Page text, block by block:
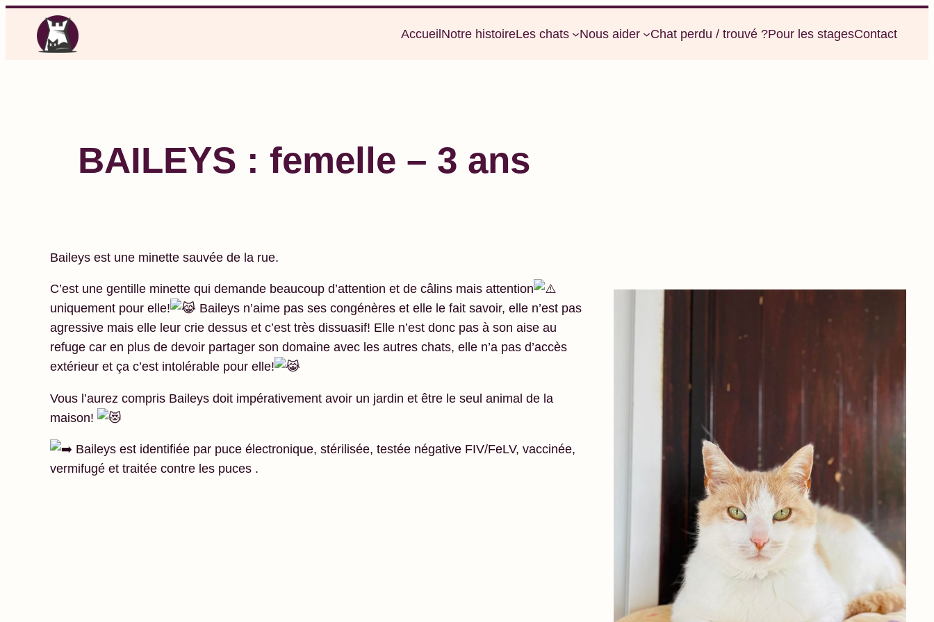
contenu
AccueilNotre histoireLes chats Nous aider Chat perdu / trouvé ?Pour les stagesContact
BAILEYS : femelle – 3 ans
Baileys est une minette sauvée de la rue.
C’est une gentille minette qui demande beaucoup d’attention et de câlins mais attention
uniquement pour elle!
Baileys n’aime pas ses congénères et elle le fait savoir, elle n’est pas
agressive mais elle leur crie dessus et c’est très dissuasif! Elle n’est donc pas à son aise au
refuge car en plus de devoir partager son domaine avec les autres chats, elle n’a pas d’accès
extérieur et ça c’est intolérable pour elle!
Vous l’aurez compris Baileys doit impérativement avoir un jardin et être le seul animal de la
maison!
Baileys est identifiée par puce électronique, stérilisée, testée négative FIV/FeLV, vaccinée,
vermifugé et traitée contre les puces .